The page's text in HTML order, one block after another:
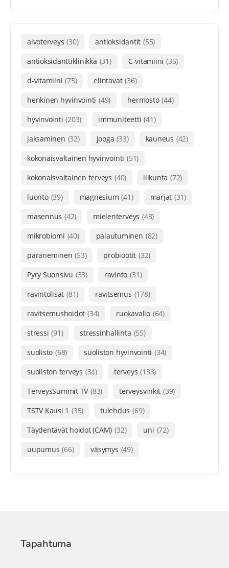
aivoterveys (30) antioksidantit (55)
antioksidanttiklinikka (31) C-vitamiini (35)
d-vitamiini (75) elintavat (36)
henkinen hyvinvointi (49) hermosto (44)
hyvinvointi (203) immuniteetti (41)
jaksaminen (32) jooga (33) kauneus (42)
kokonaisvaltainen hyvinvointi (51)
kokonaisvaltainen terveys (40) liikunta (72)
luonto (39) magnesium (41) marjat (31)
masennus (42) mielenterveys (43)
mikrobiomi (40) palautuminen (82)
paraneminen (53) probiootit (32)
Pyry Suonsivu (33) ravinto (31)
ravintolisät (81) ravitsemus (178)
ravitsemushoidot (34) ruokavalio (64)
stressi (91) stressinhallinta (55)
suolisto (68) suoliston hyvinvointi (34)
suoliston terveys (34) terveys (133)
TerveysSummit TV (83) terveysvinkit (39)
TSTV Kausi 1 (35) tulehdus (69)
Täydentävät hoidot (CAM) (32) uni (72)
uupumus (66) väsymys (49)
Tapahtuma